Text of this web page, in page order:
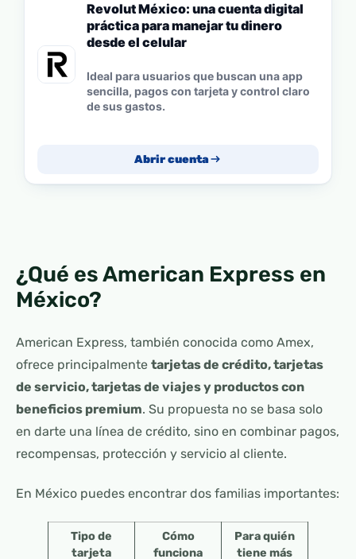
Revolut México: una cuenta digital
práctica para manejar tu dinero
desde el celular
Ideal para usuarios que buscan una app
sencilla, pagos con tarjeta y control claro
de sus gastos.
Abrir cuenta
¿Qué es American Express en
México?
American Express, también conocida como Amex,
ofrece principalmente tarjetas de crédito, tarjetas
de servicio, tarjetas de viajes y productos con
beneficios premium. Su propuesta no se basa solo
en darte una línea de crédito, sino en combinar pagos,
recompensas, protección y servicio al cliente.
En México puedes encontrar dos familias importantes:
Tipo de
tarjeta
Cómo
funciona
Para quién
tiene más